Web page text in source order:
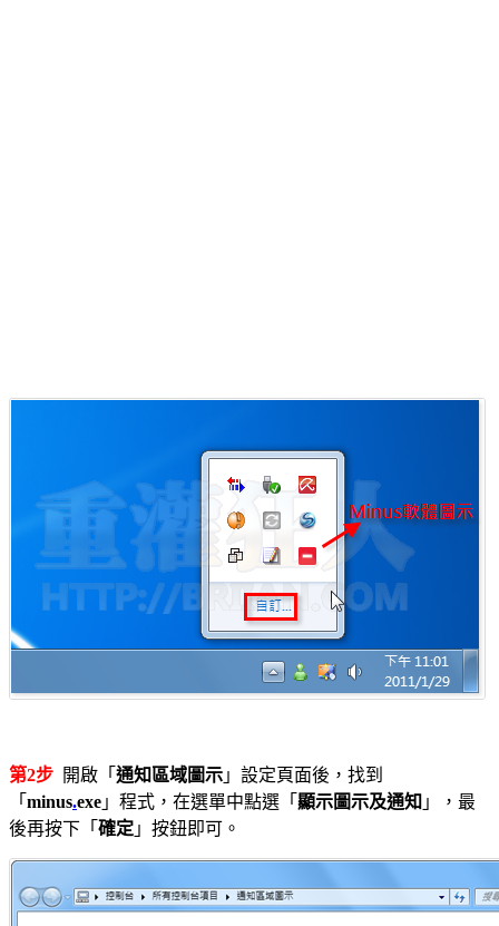
第2步 開啟「 通知區域圖示 」設定頁面後，找到
「 minus.exe 」程式，在選單中點選「 顯示圖示及通知 」，最
後再按下「 確定 」按鈕即可。